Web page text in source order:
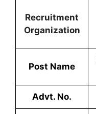
Recruitment
Organization
Post Name
Advt. No.